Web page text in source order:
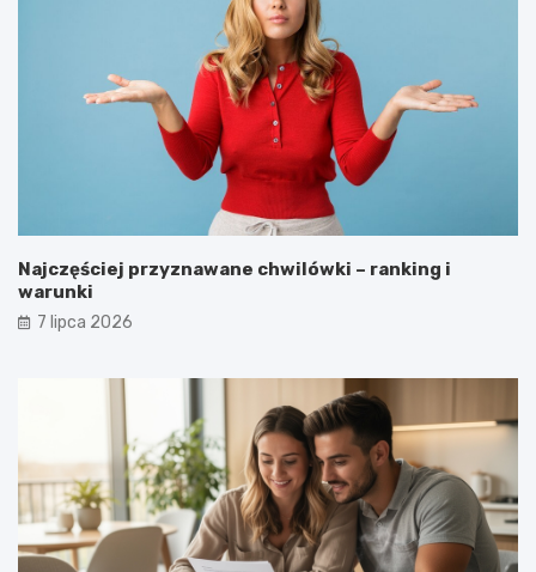
Najczęściej przyznawane chwilówki – ranking i
warunki
7 lipca 2026